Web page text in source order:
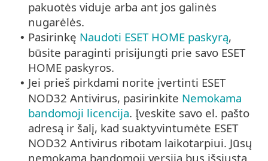
pakuotės viduje arba ant jos galinės
nugarėlės.
• Pasirinkę Naudoti ESET HOME paskyrą,
būsite paraginti prisijungti prie savo ESET
HOME paskyros.
• Jei prieš pirkdami norite įvertinti ESET
NOD32 Antivirus, pasirinkite Nemokama
bandomoji licencija. Įveskite savo el. pašto
adresą ir šalį, kad suaktyvintumėte ESET
NOD32 Antivirus ribotam laikotarpiui. Jūsų
nemokama bandomoji versija bus išsiųsta